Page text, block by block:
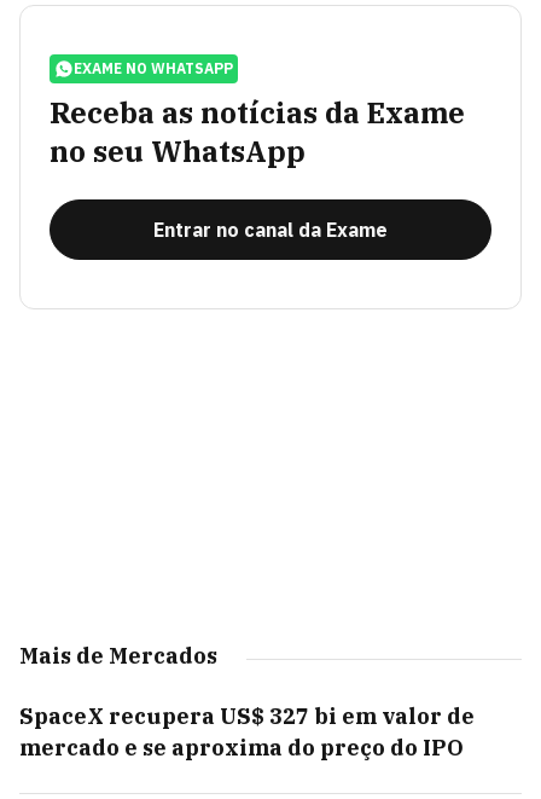
EXAME NO WHATSAPP
Receba as notícias da Exame
no seu WhatsApp
Entrar no canal da Exame
Mais de Mercados
SpaceX recupera US$ 327 bi em valor de
mercado e se aproxima do preço do IPO